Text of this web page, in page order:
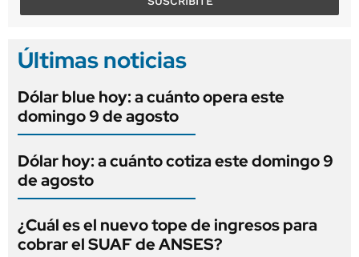
Últimas noticias
Dólar blue hoy: a cuánto opera este
domingo 9 de agosto
Dólar hoy: a cuánto cotiza este domingo 9
de agosto
¿Cuál es el nuevo tope de ingresos para
cobrar el SUAF de ANSES?